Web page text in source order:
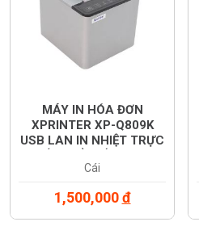
MÁY IN HÓA ĐƠN
XPRINTER XP-Q809K
USB LAN IN NHIỆT TRỰC
Cái
1,500,000đ